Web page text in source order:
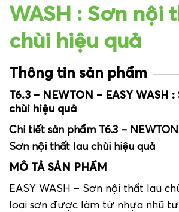
WASH : Sơn nội
chùi hiệu quả
Thông tin sản phẩm
T6.3 – NEWTON – EASY WASH
chùi hiệu quả
Chi tiết sản phẩm T6.3 –
Sơn nội thất lau chùi hiệu quả
MÔ TẢ SẢN PHẨM
EASY WASH – Sơn nội thất lau
loại sơn được làm từ nhựa nhũ